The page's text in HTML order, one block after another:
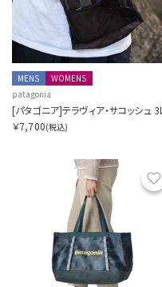
MENS
WOMENS
patagonia
[パタゴニア]テラヴィア・サコッシュ 3L
￥7,700(税込)